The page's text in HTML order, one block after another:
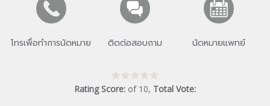
โทรเพื่อทำการนัดหมาย ติดต่อสอบถาม นัดหมายแพทย์
Rating Score: of 10, Total Vote: